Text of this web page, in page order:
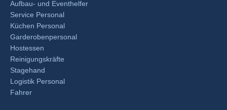
Aufbau- und Eventhelfer
Service Personal
Küchen Personal
Garderobenpersonal
Hostessen
Reinigungskräfte
Stagehand
Logistik Personal
Fahrer